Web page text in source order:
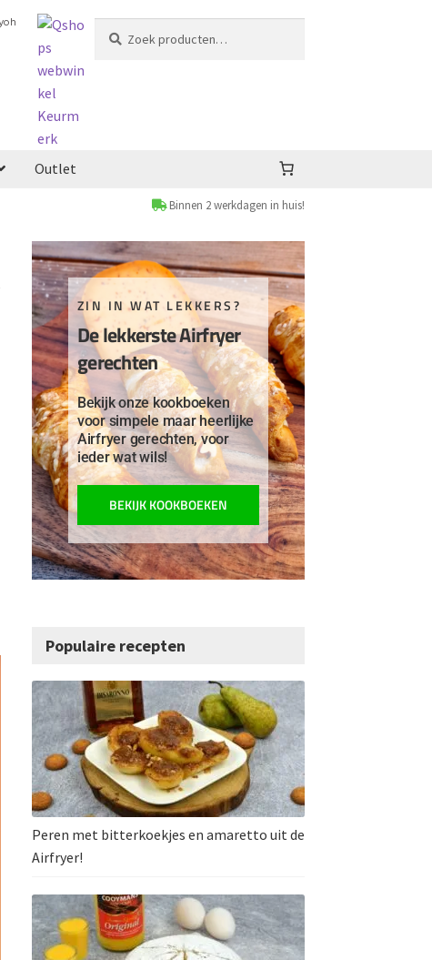
naar:
Outlet
Binnen 2 werkdagen in huis!
ZIN IN WAT LEKKERS?
De lekkerste Airfryer
gerechten
Bekijk onze kookboeken
voor simpele maar heerlijke
Airfryer gerechten, voor
ieder wat wils!
BEKIJK KOOKBOEKEN
Populaire recepten
Peren met bitterkoekjes en amaretto uit de
Airfryer!